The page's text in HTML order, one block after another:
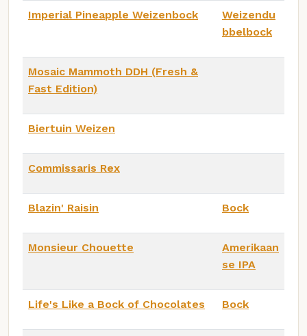
Imperial Pineapple Weizenbock
Weizendu
bbelbock
Mosaic Mammoth DDH (Fresh &
Fast Edition)
Biertuin Weizen
Commissaris Rex
Blazin' Raisin Bock
Monsieur Chouette
Amerikaan
se IPA
Life's Like a Bock of Chocolates Bock